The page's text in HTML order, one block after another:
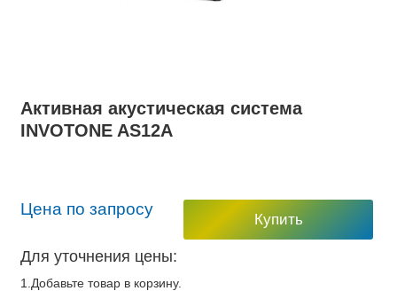
Активная акустическая система
INVOTONE AS12A
Цена по запросу
Купить
Для уточнения цены:
1.Добавьте товар в корзину.